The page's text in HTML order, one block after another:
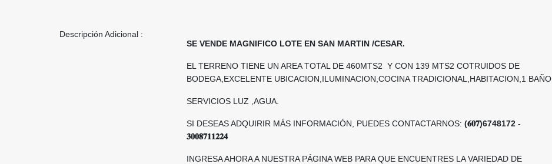
Descripción Adicional :
SE VENDE MAGNIFICO LOTE EN SAN MARTIN /CESAR.
EL TERRENO TIENE UN AREA TOTAL DE 460MTS2 Y CON 139 MTS2 COTRUIDOS DE
BODEGA,EXCELENTE UBICACION,ILUMINACION,COCINA TRADICIONAL,HABITACION,1 BAÑO.
SERVICIOS LUZ ,AGUA.
SI DESEAS ADQUIRIR MÁS INFORMACIÓN, PUEDES CONTACTARNOS: (𝟔𝟎𝟕)6748172 -
𝟑𝟎𝟎𝟖𝟕𝟏𝟏𝟐𝟐𝟒
INGRESA AHORA A NUESTRA PÁGINA WEB PARA QUE ENCUENTRES LA VARIEDAD DE